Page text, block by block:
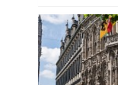
arqueológicos. Placas de
de una manera simbólica